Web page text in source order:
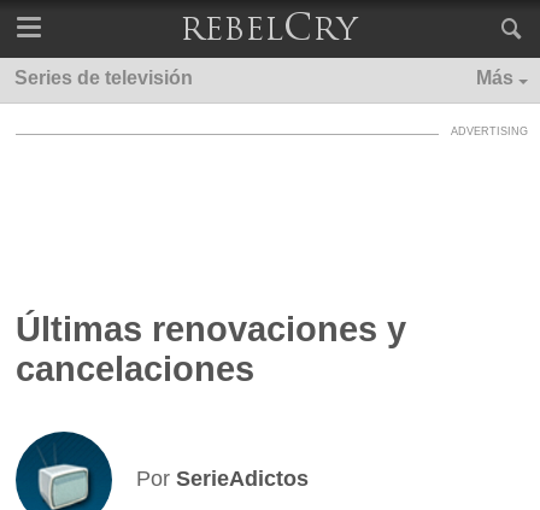
Series de televisión Más
Últimas renovaciones y
cancelaciones
PorSerieAdictos